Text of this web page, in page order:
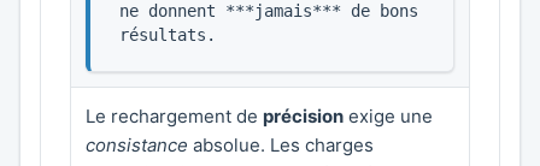
ne donnent ***jamais*** de bons
résultats.
Le rechargement de précision exige une
consistance absolue. Les charges